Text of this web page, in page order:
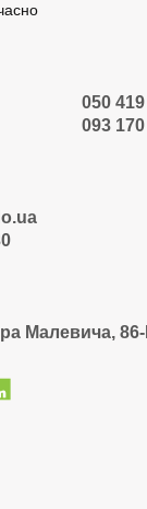
050
093
Малевича,